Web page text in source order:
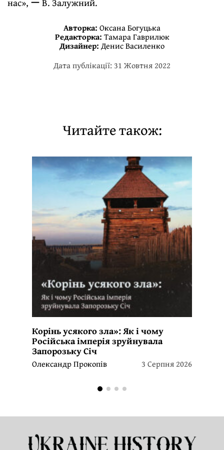
Авторка: Оксана Богуцька
Редакторка: Тамара Гаврилюк
Дизайнер: Денис Василенко
Дата публікації: 31 Жовтня 2022
Читайте також:
Корінь усякого зла»: Як і чому
Російська імперія зруйнувала
Запорозьку Січ
Олександр Прокопів 3 Серпня 2026